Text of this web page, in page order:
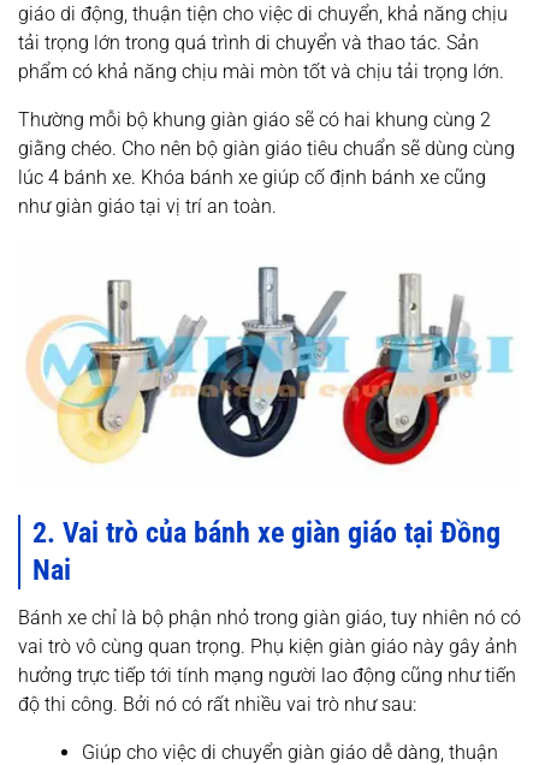
giáo di động, thuận tiện cho việc di chuyển, khả năng chịu
tải trọng lớn trong quá trình di chuyển và thao tác. Sản
phẩm có khả năng chịu mài mòn tốt và chịu tải trọng lớn.
Thường mỗi bộ khung giàn giáo sẽ có hai khung cùng 2
giằng chéo. Cho nên bộ giàn giáo tiêu chuẩn sẽ dùng cùng
lúc 4 bánh xe. Khóa bánh xe giúp cố định bánh xe cũng
như giàn giáo tại vị trí an toàn.
2. Vai trò của bánh xe giàn giáo tại Đồng
Nai
Bánh xe chỉ là bộ phận nhỏ trong giàn giáo, tuy nhiên nó có
vai trò vô cùng quan trọng. Phụ kiện giàn giáo này gây ảnh
hưởng trực tiếp tới tính mạng người lao động cũng như tiến
độ thi công. Bởi nó có rất nhiều vai trò như sau:
Giúp cho việc di chuyển giàn giáo dễ dàng, thuận